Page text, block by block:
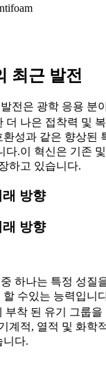
최근 발전
전은 광학 응용 분
더 나은 접착력 및
성과 같은 향상된
다.이 혁신은 기존
하고 있습니다.
방향
방향
하나는 특정 성질
수있는 능력입니
부착 된 유기 그룹을
계적, 열적 및 화학
니다.